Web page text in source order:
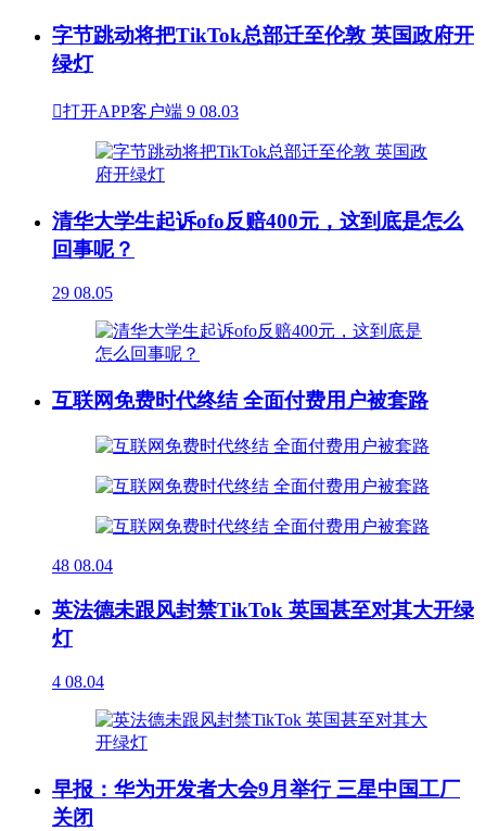
字节跳动将把TikTok总部迁至伦敦 英国政府开
绿灯
打开APP客户端 9 08.03
清华大学生起诉ofo反赔400元，这到底是怎么
回事呢？
29 08.05
互联网免费时代终结 全面付费用户被套路
48 08.04
英法德未跟风封禁TikTok 英国甚至对其大开绿
灯
4 08.04
早报：华为开发者大会9月举行 三星中国工厂
关闭